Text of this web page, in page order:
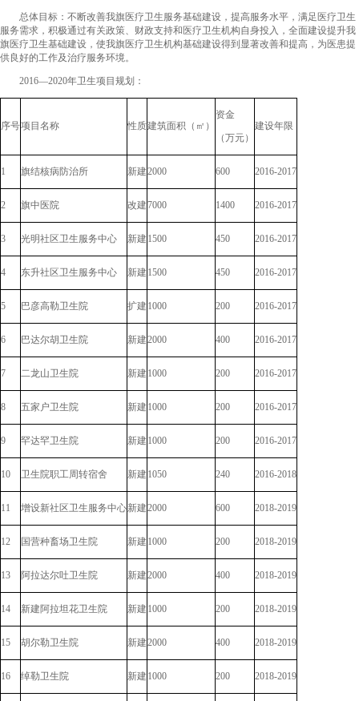
总体目标：不断改善我旗医疗卫生服务基础建设，提高服务水平，满足医疗卫生
服务需求，积极通过有关政策、财政支持和医疗卫生机构自身投入，全面建设提升我
旗医疗卫生基础建设，使我旗医疗卫生机构基础建设得到显著改善和提高，为医患提
供良好的工作及治疗服务环境。
2016—2020年卫生项目规划：
序号项目名称 性质建筑面积（㎡）
资金
（万元）
建设年限
1 旗结核病防治所 新建2000 600 2016-2017
2 旗中医院 改建7000 1400 2016-2017
3 光明社区卫生服务中心 新建 1500 450 2016-2017
4 东升社区卫生服务中心 新建 1500 450 2016-2017
5 巴彦高勒卫生院 扩建 1000 200 2016-2017
6 巴达尔胡卫生院 新建2000 400 2016-2017
7 二龙山卫生院 新建 1000 200 2016-2017
8 五家户卫生院 新建 1000 200 2016-2017
9 罕达罕卫生院 新建 1000 200 2016-2017
10 卫生院职工周转宿舍 新建 1050 240 2016-2018
11 增设新社区卫生服务中心新建2000 600 2018-2019
12 国营种畜场卫生院 新建 1000 200 2018-2019
13 阿拉达尔吐卫生院 新建2000 400 2018-2019
14 新建阿拉坦花卫生院 新建 1000 200 2018-2019
15 胡尔勒卫生院 新建2000 400 2018-2019
16 绰勒卫生院 新建 1000 200 2018-2019